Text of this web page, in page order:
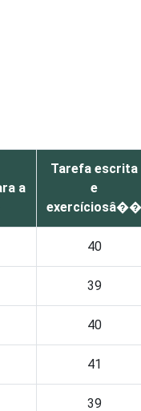
a
Tarefa escrita
e
exercíciosâ��
40
39
40
41
39